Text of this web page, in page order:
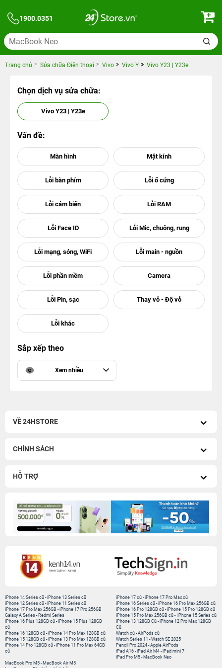
1900.0351
Trang chủ Sửa chữa Điện thoại Vivo Vivo Y Vivo Y23 | Y23e
Chọn dịch vụ sửa chữa:
Vivo Y23 | Y23e
Vấn đề:
Sắp xếp theo
Xem nhiều
VỀ 24HSTORE
CHÍNH SÁCH
HỖ TRỢ
iPhone 14 Series cũ -iPhone 13 Series cũ
iPhone 12 Series cũ -iPhone 11 Series cũ
iPhone 17 Pro Max 256GB -iPhone 17 Pro 256GB
Galaxy A Series - Redmi Series
iPhone 17 cũ -iPhone 17 Pro Max cũ
iPhone 16 Series cũ - iPhone 16 Pro Max 256GB cũ
iPhone 16 Pro 128GB cũ -iPhone 15 Pro 128GB cũ
iPhone 15 Pro Max 256GB cũ - iPhone 15 Series cũ
iPhone 16 Plus 128GB cũ -iPhone 15 Plus 128GB
cũ
iPhone 16 128GB cũ -iPhone 14 Pro Max 128GB cũ
iPhone 15 128GB cũ -iPhone 13 Pro Max 128GB cũ
iPhone 14 Pro 128GB cũ -iPhone 11 Pro Max 64GB
cũ
iPhone 13 128GB Cũ -iPhone 12 Pro Max 128GB
Cũ
Watch cũ -AirPods cũ
Watch Series 11 -Watch SE 2025
Pencil Pro 2024 -Apple AirPods
iPad A16 -iPad Air M4 -iPad mini 7
iPad Pro M5 - MacBook Neo
MacBook Pro M5 - MacBook Air M5